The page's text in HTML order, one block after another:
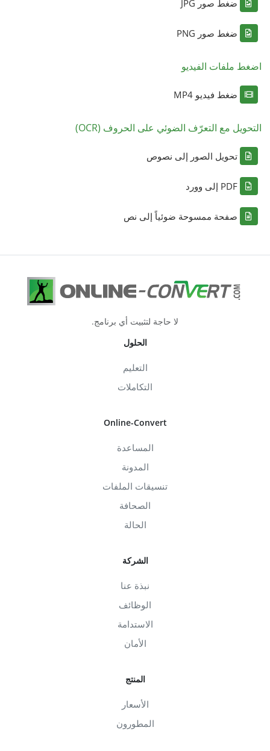
ضغط صور JPG
ضغط صور PNG
اضغط ملفات الفيديو
ضغط فيديو MP4
التحويل مع التعرّف الضوئي على الحروف (OCR)
تحويل الصور إلى نصوص
PDF إلى وورد
صفحة ممسوحة ضوئياً إلى نص
لا حاجة لتثبيت أي برنامج.
الحلول
التعليم
التكاملات
Online-Convert
المساعدة
المدونة
تنسيقات الملفات
الصحافة
الحالة
الشركة
نبذة عنا
الوظائف
الاستدامة
الأمان
المنتج
الأسعار
المطورون